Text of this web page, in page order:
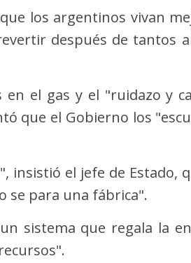
los argentinos vivan
después de tantos
el gas y el "ruidazo y
que el Gobierno los
insistió el jefe de Estado,
se para una fábrica".
sistema que regala la